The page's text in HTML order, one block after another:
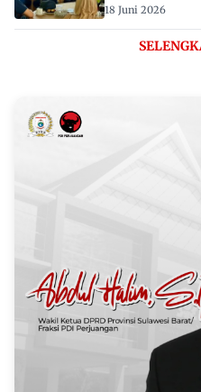
18 Juni 2026